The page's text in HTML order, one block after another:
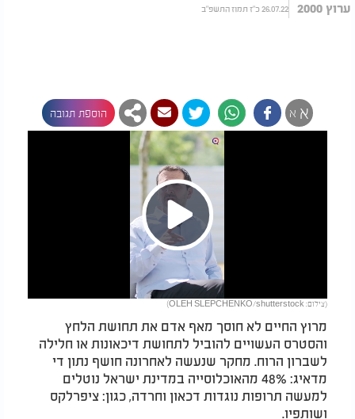
ערוץ 2000 26.07.22 כ"ז תמוז התשפ"ב
א א הוספת תגובה
Play
Video
(צילום: OLEH SLEPCHENKO/shutterstock)
מרוץ החיים לא חוסך מאף אדם את תחושת הלחץ
והסטרס העשויים להוביל לתחושת דיכאונות או חלילה
לשברון הרוח. מחקר שנעשה לאחרונה חושף נתון די
מדאיג: 48% מהאוכלוסייה במדינת ישראל נוטלים
למעשה תרופות נוגדות דכאון וחרדה, כגון: ציפרלקס
ושותפיו.